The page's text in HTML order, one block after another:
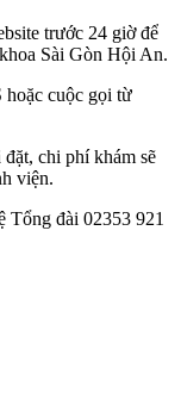
trước 24 giờ để
Sài Gòn Hội An.
hoặc cuộc gọi từ
chi phí khám sẽ
viện.
Tổng đài 02353 921